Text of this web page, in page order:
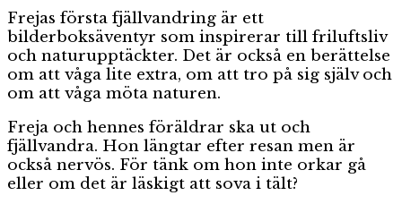
Frejas första fjällvandring är ett
bilderboksäventyr som inspirerar till friluftsliv
och naturupptäckter. Det är också en berättelse
om att våga lite extra, om att tro på sig själv och
om att våga möta naturen.
Freja och hennes föräldrar ska ut och
fjällvandra. Hon längtar efter resan men är
också nervös. För tänk om hon inte orkar gå
eller om det är läskigt att sova i tält?